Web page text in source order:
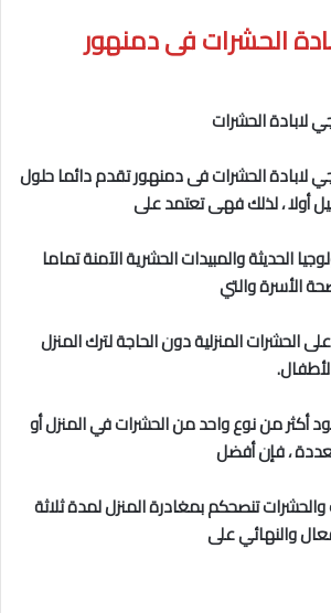
الحشرات فى دمنهور
لابادة الحشرات
لابادة الحشرات فى دمنهورتقدم دائما حلول
أولا ، لذلك فهى تعتمد على
الحديثة والمبيدات الحشرية الآمنة تماما
الأسرة والتي
الحشرات المنزلية دون الحاجة لترك المنزل
أكثر من نوع واحد من الحشرات في المنزل أو
، فإن أفضل
تنصحكم بمغادرة المنزل لمدة ثلاثة
والنهائي على